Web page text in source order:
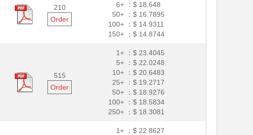
210
Order
6+ ：$ 18.648
50+ ：$ 16.7895
100+ ：$ 14.9311
150+ ：$ 14.8744
515
Order
1+ ：$ 23.4045
5+ ：$ 22.0248
10+ ：$ 20.6483
25+ ：$ 19.2717
50+ ：$ 18.9276
100+ ：$ 18.5834
250+ ：$ 18.3081
1+ ：$ 22.8627